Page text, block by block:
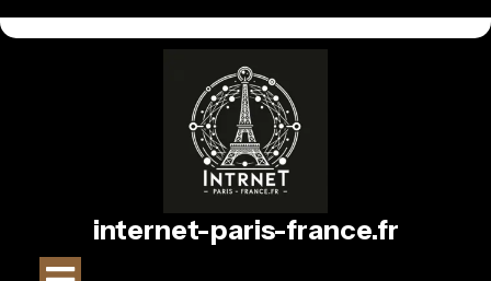
au
internet-paris-france.fr